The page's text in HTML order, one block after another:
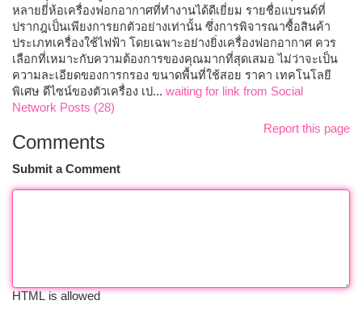
หลายยี่ห้อเครื่องฟอกอากาศที่ทำงานได้ดีเยี่ยม รายชื่อแบรนด์ที่
ปรากฎเป็นเพียงการยกตัวอย่างเท่านั้น ซึ่งการพิจารณาซื้อสินค้า
ประเภทเครื่องใช้ไฟฟ้า โดยเฉพาะอย่างยิ่งเครื่องฟอกอากาศ ควร
เลือกที่เหมาะกับความต้องการของคุณมากที่สุดเสมอ ไม่ว่าจะเป็น
ความละเอียดของการกรอง ขนาดพื้นที่ใช้สอย ราคา เทคโนโลยี
พิเศษ ดีไซน์ของตัวเครื่อง เป... waiting for link from Social
Network Posts (28)
Report this page
Comments
Submit a Comment
HTML is allowed